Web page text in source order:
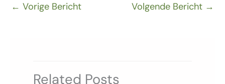
← Vorige Bericht Volgende Bericht →
Related Posts